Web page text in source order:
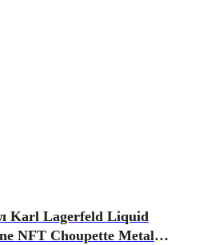
Karl Lagerfeld Liquid
NFT Choupette Metal